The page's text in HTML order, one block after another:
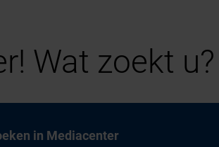
Wat zoekt u?
in Mediacenter